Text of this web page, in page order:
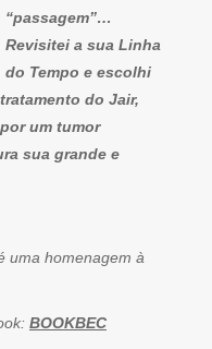
“passagem”…
Revisitei a sua Linha
do Tempo e escolhi
do Jair,
um tumor
sua grande e
à
BOOKBEC